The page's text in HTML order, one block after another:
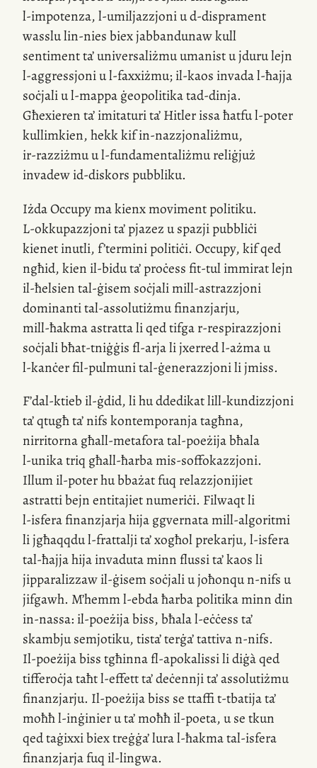
l-impotenza,l-umiljazzjoniud-disprament
wasslulin-niesbiex jabbandunaw kull
sentiment ta’ universaliżmu umanist u jduru lejn
l-aggressjoniul-faxxiżmu;il-kaos invadal-ħajja
soċjali ul-mappaġeopolitikatad-dinja.
Għexieren ta’ imitaturi ta’ Hitler issa ħatful-poter
kullimkien, hekk kifin-nazzjonaliżmu,
ir-razziżmuul-fundamentaliżmureliġjuż
invadewid-diskors pubbliku.
Iżda Occupy ma kienx moviment politiku.
L-okkupazzjonita’ pjazez u spazji pubbliċi
kienet inutli, f’termini politiċi. Occupy, kif qed
ngħid, kien il-biduta’ proċess fit-tulimmirat lejn
il-ħelsiental-ġisem soċjalimill-astrazzjoni
dominantital-assolutiżmufinanzjarju,
mill-ħakmaastratta li qed tifgar-respirazzjoni
soċjali bħat-tniġġis fl-arjali jxerredl-ażmau
l-kanċerfil-pulmunital-ġenerazzjonili jmiss.
F’dal-ktieb il-ġdid, li hu ddedikatlill-kundizzjoni
ta’ qtugħ ta’ nifs kontemporanja tagħna,
nirritorna għall-metaforatal-poeżijabħala
l-unikatriq għall-ħarbamis-soffokazzjoni.
Illumil-poterhu bbażat fuq relazzjonijiet
astratti bejn entitajiet numeriċi. Filwaqt li
l-isferafinanzjarja hija ggvernatamill-algoritmi
li jgħaqqdul-frattaljita’ xogħol prekarju,l-isfera
tal-ħajja hija invaduta minn flussi ta’ kaos li
jipparalizzawil-ġisemsoċjali u joħonqun-nifsu
jifgawh. M’hemml-ebdaħarba politika minn din
in-nassa: il-poeżija biss, bħalal-eċċessta’
skambju semjotiku, tista’ terġa’ tattivan-nifs.
Il-poeżijabiss tgħinnafl-apokalissili diġà qed
tifferoċja taħtl-effettta’ deċennji ta’ assolutiżmu
finanzjarju. Il-poeżijabiss se ttaffit-tbatijata’
moħħl-inġinieru ta’ moħħil-poeta, u se tkun
qed taġixxi biex treġġa’ lural-ħakmatal-isfera
finanzjarja fuq il-lingwa.